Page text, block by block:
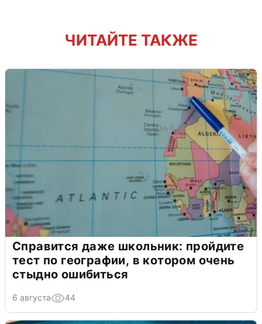
ЧИТАЙТЕ ТАКЖЕ
Справится даже школьник: пройдите
тест по географии, в котором очень
стыдно ошибиться
6 августа 44